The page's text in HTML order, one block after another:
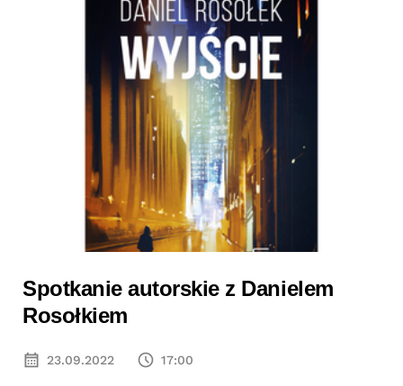
Spotkanie autorskie z Danielem
Rosołkiem
23.09.2022 17:00